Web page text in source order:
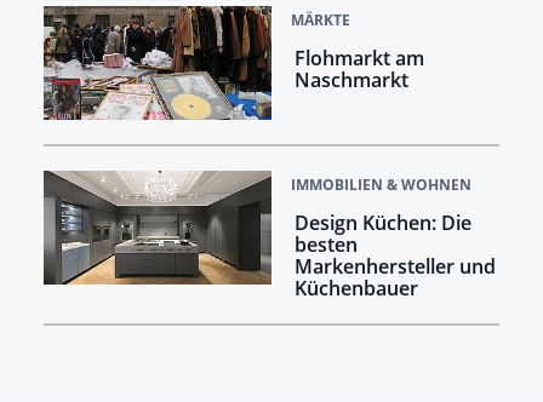
MÄRKTE
Flohmarkt am
Naschmarkt
IMMOBILIEN & WOHNEN
Design Küchen: Die
besten
Markenhersteller und
Küchenbauer